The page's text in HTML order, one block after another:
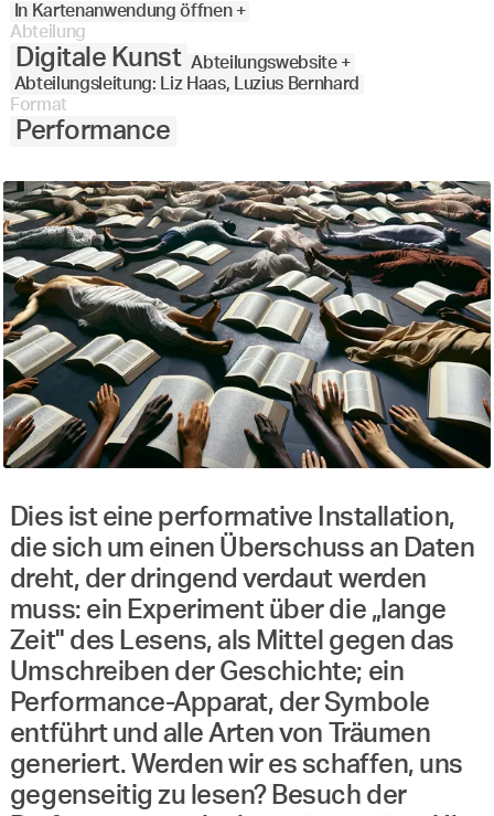
In Kartenanwendung öffnen +
Abteilung
Digitale Kunst Abteilungswebsite +
Abteilungsleitung: Liz Haas, Luzius Bernhard
Format
Performance
Dies ist eine performative Installation,
die sich um einen Überschuss an Daten
dreht, der dringend verdaut werden
muss: ein Experiment über die „lange
Zeit" des Lesens, als Mittel gegen das
Umschreiben der Geschichte; ein
Performance-Apparat, der Symbole
entführt und alle Arten von Träumen
generiert. Werden wir es schaffen, uns
gegenseitig zu lesen? Besuch der